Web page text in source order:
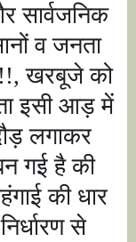
सार्वजनिक
व जनता
,खरबूजे को
इसी आड़ में
लगाकर
गई है की
की धार
से